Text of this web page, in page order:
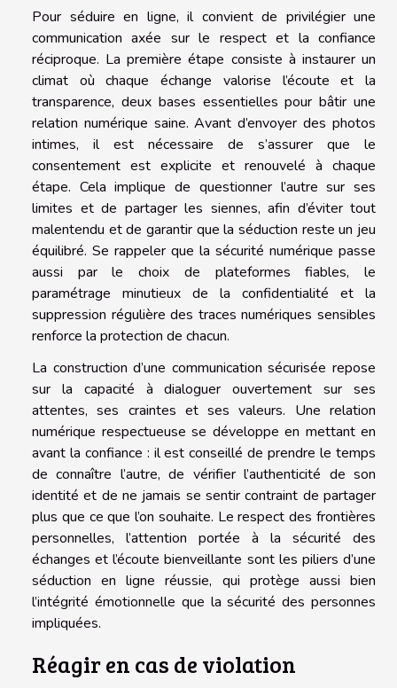
Pour séduire en ligne, il convient de privilégier une
communication axée sur le respect et la confiance
réciproque. La première étape consiste à instaurer un
climat où chaque échange valorise l’écoute et la
transparence, deux bases essentielles pour bâtir une
relation numérique saine. Avant d’envoyer des photos
intimes, il est nécessaire de s’assurer que le
consentement est explicite et renouvelé à chaque
étape. Cela implique de questionner l’autre sur ses
limites et de partager les siennes, afin d’éviter tout
malentendu et de garantir que la séduction reste un jeu
équilibré. Se rappeler que la sécurité numérique passe
aussi par le choix de plateformes fiables, le
paramétrage minutieux de la confidentialité et la
suppression régulière des traces numériques sensibles
renforce la protection de chacun.
La construction d’une communication sécurisée repose
sur la capacité à dialoguer ouvertement sur ses
attentes, ses craintes et ses valeurs. Une relation
numérique respectueuse se développe en mettant en
avant la confiance : il est conseillé de prendre le temps
de connaître l’autre, de vérifier l’authenticité de son
identité et de ne jamais se sentir contraint de partager
plus que ce que l’on souhaite. Le respect des frontières
personnelles, l’attention portée à la sécurité des
échanges et l’écoute bienveillante sont les piliers d’une
séduction en ligne réussie, qui protège aussi bien
l’intégrité émotionnelle que la sécurité des personnes
impliquées.
Réagir en cas de violation